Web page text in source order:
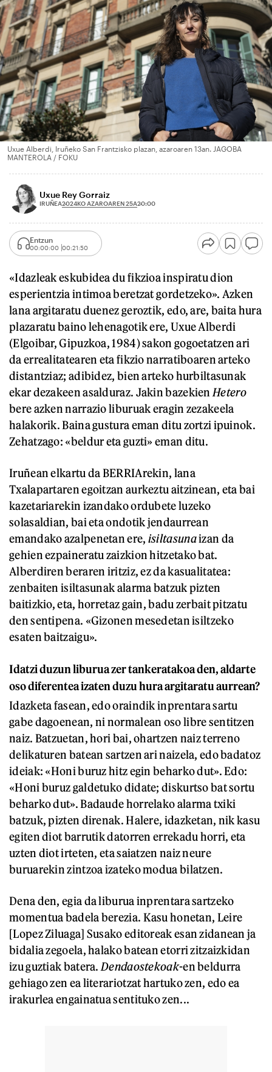
Uxue Alberdi, Iruñeko San Frantzisko plazan, azaroaren 13an. JAGOBA
MANTEROLA / FOKU
Uxue Rey Gorraiz
IRUÑEA2024KO AZAROAREN 25A20:00
Entzun
00:00:00 00:21:50
«Idazleak eskubidea du fikzioa inspiratu dion
esperientzia intimoa beretzat gordetzeko». Azken
lana argitaratu duenez geroztik, edo, are, baita hura
plazaratu baino lehenagotik ere, Uxue Alberdi
(Elgoibar, Gipuzkoa, 1984) sakon gogoetatzen ari
da errealitatearen eta fikzio narratiboaren arteko
distantziaz; adibidez, bien arteko hurbiltasunak
ekar dezakeen asalduraz. Jakin bazekien Hetero
bere azken narrazio liburuak eragin zezakeela
halakorik. Baina gustura eman ditu zortzi ipuinok.
Zehatzago: «beldur eta guzti» eman ditu.
Iruñean elkartu da BERRIArekin, lana
Txalapartaren egoitzan aurkeztu aitzinean, eta bai
kazetariarekin izandako ordubete luzeko
solasaldian, bai eta ondotik jendaurrean
emandako azalpenetan ere, isiltasunaizan da
gehien ezpaineratu zaizkion hitzetako bat.
Alberdiren beraren iritziz, ez da kasualitatea:
zenbaiten isiltasunak alarma batzuk pizten
baitizkio, eta, horretaz gain, badu zerbait pitzatu
den sentipena. «Gizonen mesedetan isiltzeko
esaten baitzaigu».
Idatzi duzun liburua zer tankeratakoa den, aldarte
oso diferentea izatenduzuhuraargitaratuaurrean?
Idazketa fasean, edo oraindik inprentara sartu
gabe dagoenean, ni normalean oso libre sentitzen
naiz. Batzuetan, hori bai, ohartzen naiz terreno
delikaturen batean sartzen ari naizela, edo badatoz
ideiak: «Honi buruz hitz egin beharko dut». Edo:
«Honi buruz galdetuko didate; diskurtso bat sortu
beharko dut». Badaude horrelako alarma txiki
batzuk, pizten direnak. Halere, idazketan, nik kasu
egiten diot barrutik datorren errekadu horri, eta
uzten diot irteten, eta saiatzen naiz neure
buruarekin zintzoa izateko modua bilatzen.
Dena den, egia da liburua inprentara sartzeko
momentua badela berezia. Kasu honetan, Leire
[Lopez Ziluaga] Susako editoreak esan zidanean ja
bidalia zegoela, halako batean etorri zitzaizkidan
izu guztiak batera. Dendaostekoak-en beldurra
gehiago zen ea literariotzat hartuko zen, edo ea
irakurlea engainatua sentituko zen...